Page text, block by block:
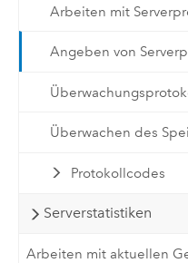
Arbeiten mit
Angeben von
Überwachen des
Protokollcodes
Serverstatistiken
Arbeiten mit aktuellen